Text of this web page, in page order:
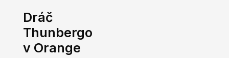
Dráč
Thunbergo
v Orange